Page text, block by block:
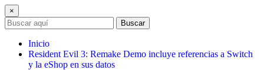
×
Buscar
Inicio
Resident Evil 3: Remake Demo incluye referencias a Switch
y la eShop en sus datos